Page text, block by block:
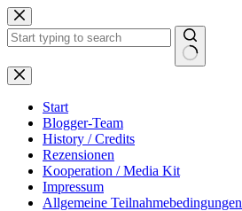
Zum
Inhalt
springen
Start
Blogger-Team
History / Credits
Rezensionen
Kooperation / Media Kit
Impressum
Allgemeine Teilnahmebedingungen